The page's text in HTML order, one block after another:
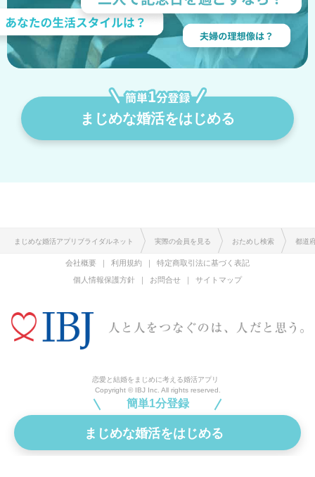
まじめな婚活をはじめる
簡単1分登録
まじめな婚活をはじめる
まじめな婚活アプリブライダルネット 実際の会員を見る おためし検索 都道
会社概要 利用規約
特定商取引法に基づく表記
個人情報保護方針
お問合せ サイトマップ
恋愛と結婚をまじめに考える婚活アプリ
Copyright © IBJ Inc. All rights reserved.